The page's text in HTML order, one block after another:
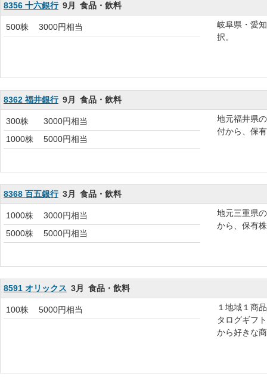
8356 十六銀行 9月 食品・飲料
500株 3000円相当
岐阜県・愛
択。
8362 福井銀行 9月 食品・飲料
300株
3000円相当
1000株
5000円相当
地元福井県
付から、保
8368 百五銀行 3月 食品・飲料
1000株
3000円相当
5000株
5000円相当
地元三重県
から、保有
8591 オリックス 3月 食品・飲料
100株 5000円相当
１地域１商
タログギフ
から好きな